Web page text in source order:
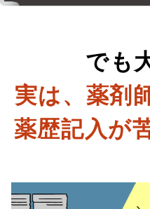
でも
実は、薬剤
薬歴記入が